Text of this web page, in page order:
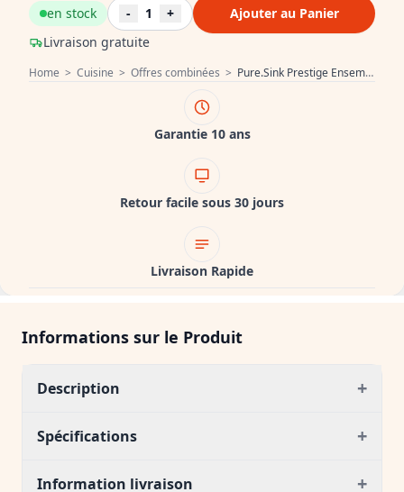
Home > Cuisine > Offres combinées > Pure.Sink Prestige Ensemble combiné évier en métal noir 50x40 cm avec robinet de cuisine en métal noir 1208970763
Livraison gratuite
en stock - 1 + Ajouter au Panier
Garantie 10 ans
Retour facile sous 30 jours
Livraison Rapide
Informations sur le Produit
Description +
Spécifications +
Information livraison +